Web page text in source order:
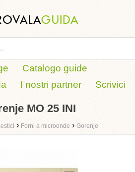
Catalogo guide
I nostri partner Scrivici
MO 25 INI
› Forni a microonde › Gorenje